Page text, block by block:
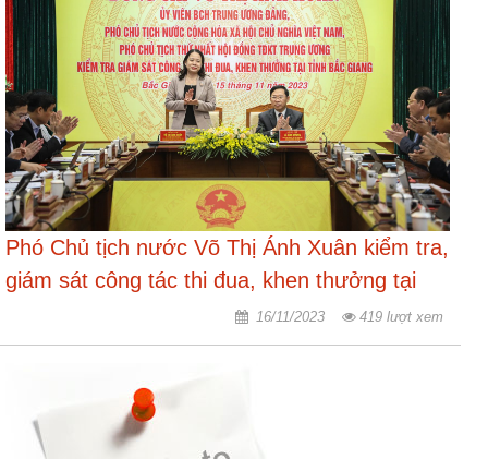
hình
tiên
tiến
Phong
trào
thi
đua
Chính
trị
-
-
Hợp
Phó Chủ tịch nước Võ Thị Ánh Xuân kiểm tra,
giám sát công tác thi đua, khen thưởng tại
16/11/2023 419 lượt xem